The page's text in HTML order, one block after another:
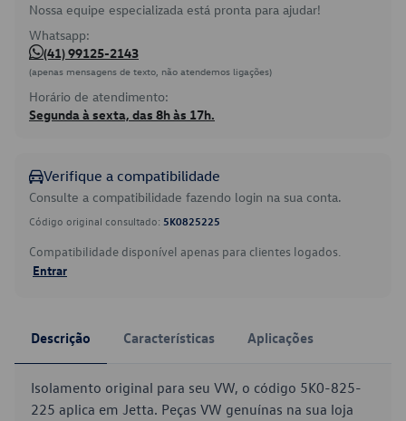
Nossa equipe especializada está pronta para ajudar!
Whatsapp:
(41) 99125-2143
(apenas mensagens de texto, não atendemos ligações)
Horário de atendimento:
Segunda à sexta, das 8h às 17h.
Verifique a compatibilidade
Consulte a compatibilidade fazendo login na sua conta.
Código original consultado: 5K0825225
Compatibilidade disponível apenas para clientes logados.
Entrar
Descrição Características Aplicações
Isolamento original para seu VW, o código 5K0-825-
225 aplica em Jetta. Peças VW genuínas na sua loja